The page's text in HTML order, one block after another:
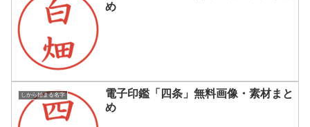
め
しから始まる名字
電子印鑑「四条」無料画像・素材まと
め